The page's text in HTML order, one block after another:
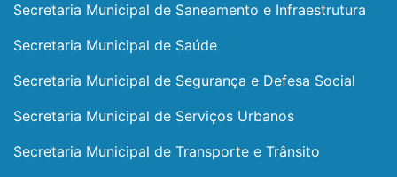
Secretaria Municipal de Saneamento e Infraestrutura
Secretaria Municipal de Saúde
Secretaria Municipal de Segurança e Defesa Social
Secretaria Municipal de Serviços Urbanos
Secretaria Municipal de Transporte e Trânsito